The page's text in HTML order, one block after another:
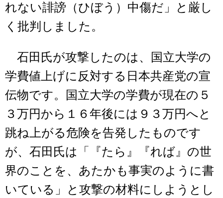
れない誹謗（ひぼう）中傷だ」と厳し
く批判しました。
石田氏が攻撃したのは、国立大学の
学費値上げに反対する日本共産党の宣
伝物です。国立大学の学費が現在の５
３万円から１６年後には９３万円へと
跳ね上がる危険を告発したものです
が、石田氏は「『たら』『れば』の世
界のことを、あたかも事実のように書
いている」と攻撃の材料にしようとし